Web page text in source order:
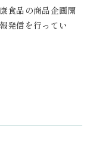
食品の商品企画開
発信を行ってい